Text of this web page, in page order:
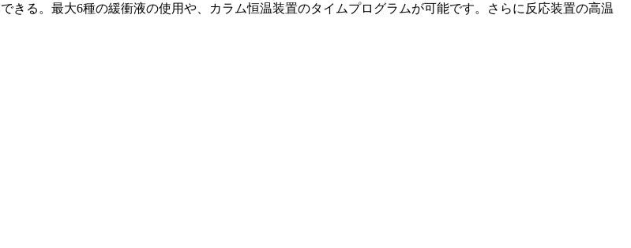
きる。最大6種の緩衝液の使用や、カラム恒温装置のタイムプログラムが可能です。さらに反応装置の高温